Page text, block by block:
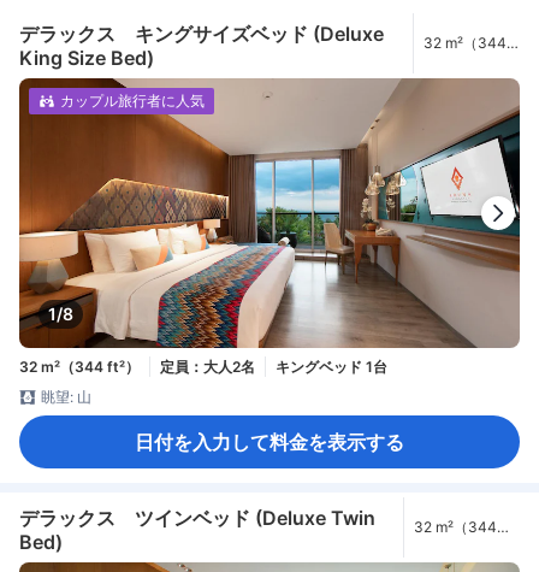
デラックス キングサイズベッド (Deluxe
King Size Bed)
32 m²（344
1/8
カップル旅行者に人気
32 m²（344 ft²） 定員：大人2名
キングベッド 1台
眺望: 山
日付を入力して料金を表示する
デラックス ツインベッド (Deluxe Twin
Bed)
32 m²（344